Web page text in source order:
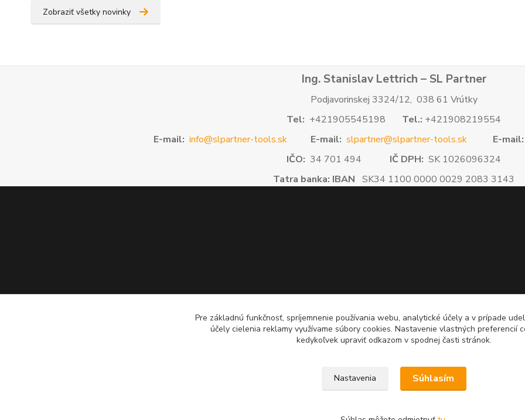
Zobraziť všetky novinky
Ing. Stanislav Lettrich – SL Partner
Podjavorinskej 3324/12, 038 61 Vrútky
Tel: +421905545198 Tel.: +421908219554
E-mail: info@slpartner-tools.sk E-mail: slpartner@slpartner-tools.sk E-mail:
IČO: 34 701 494 IČ DPH: SK 1026096324
Tatra banka: IBAN SK34 1100 0000 0029 2083 3143
Pre základnú funkčnosť, spríjemnenie používania webu, analytické účely a v prípade
účely cielenia reklamy využívame súbory cookies. Nastavenie vlastných preferencií
kedykoľvek upraviť odkazom v spodnej časti stránok.
Nastavenia Súhlasím